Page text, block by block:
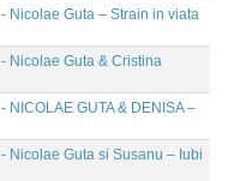
- Nicolae Guta – Strain in viata
- Nicolae Guta & Cristina
- NICOLAE GUTA & DENISA –
- Nicolae Guta si Susanu – Iubi